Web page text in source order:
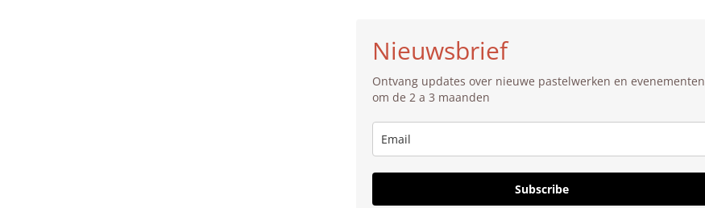
r
m
Nieuwsbrief
Ontvang updates over nieuwe pastelwerken en evenementen
om de 2 a 3 maanden
Subscribe